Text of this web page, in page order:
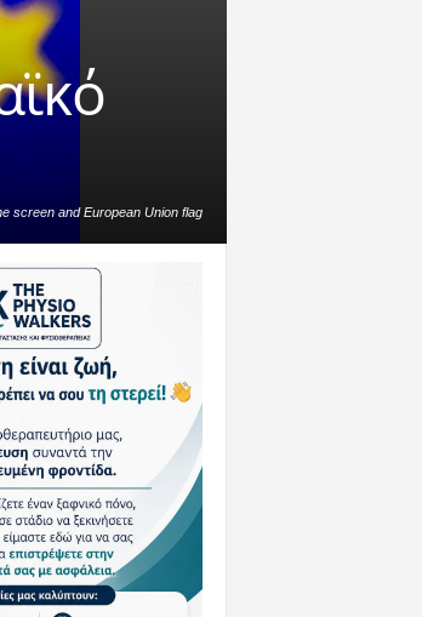
screen and European Union flag
taken in Krakow on April 29,
NurPhoto / NurPhoto via AFP)